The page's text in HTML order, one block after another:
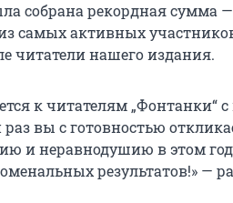
собрана рекордная сумма —
самых активных
читатели нашего издания.
к читателям „Фонтанки“
вы с готовностью
и неравнодушию в этом
результатов!» —